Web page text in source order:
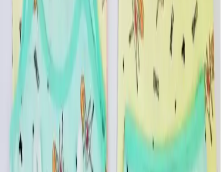
Bu ürün, 100 adetten fazla stok ile kampanya fiyatına sunulmaktadır.
15 gün içinde ücretsiz iade imkanından yararlanabilirsiniz. Satıcı
tarafından belirlenen fiyatlar ve satış koşulları, müşteri
memnuniyetini ön planda tutacak şekilde düzenlenmiştir.
Sonuç
ADN Underwear 4 Adet Kız Çocuk Desenli Atlet Boxer Külot
Takımı, yüksek kalite, şık tasarım ve maksimum konforu bir arada
sunar. Çocukların hareket özgürlüğünü kısıtlamadan, şık ve
eğlenceli desenlerle günlük yaşamlarını renklendirir. Uzun ömürlü
kullanımı ve kolay bakımı ile ailelerin tercih listesinde üst sıralarda
yer alır. Bu ürün, hem çocuklar hem de ebeveynler için ideal bir
Paylaş: